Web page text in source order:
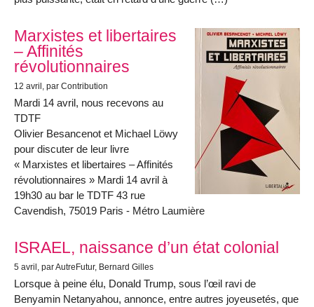
Marxistes et libertaires
– Affinités
révolutionnaires
12 avril , par Contribution
Mardi 14 avril, nous recevons au
TDTF
Olivier Besancenot et Michael Löwy
pour discuter de leur livre
« Marxistes et libertaires – Affinités
révolutionnaires » Mardi 14 avril à
19h30 au bar le TDTF 43 rue
Cavendish, 75019 Paris - Métro Laumière
ISRAEL, naissance d’un état colonial
5 avril , par AutreFutur, Bernard Gilles
Lorsque à peine élu, Donald Trump, sous l’œil ravi de
Benyamin Netanyahou, annonce, entre autres joyeusetés, que